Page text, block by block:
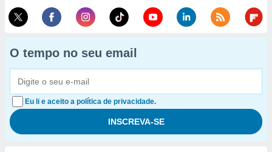
O tempo no seu email
Eu li e aceito a política de privacidade.